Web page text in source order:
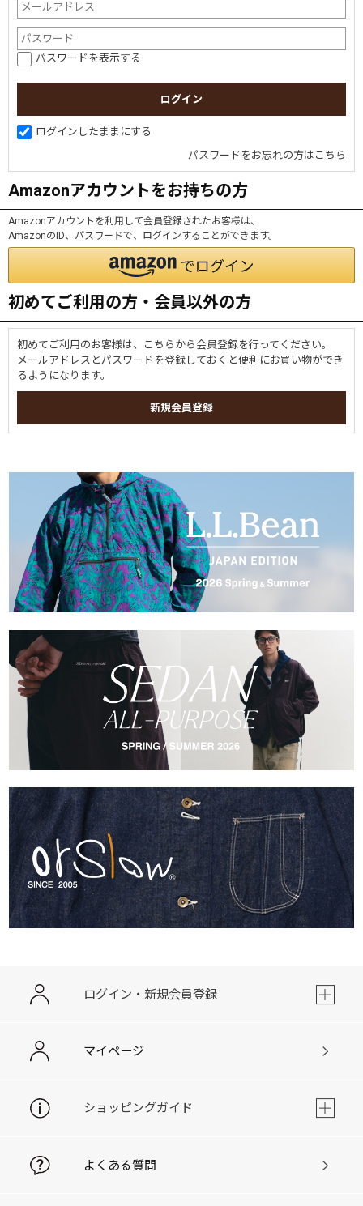
パスワードを表示する
ログインしたままにする
パスワードをお忘れの方はこちら
Amazonアカウントをお持ちの方
Amazonアカウントを利用して会員登録されたお客様は、
AmazonのID、パスワードで、ログインすることができます。
初めてご利用の方・会員以外の方
初めてご利用のお客様は、こちらから会員登録を行ってください。
メールアドレスとパスワードを登録しておくと便利にお買い物ができ
るようになります。
ログイン・新規会員登録
マイページ
ショッピングガイド
よくある質問